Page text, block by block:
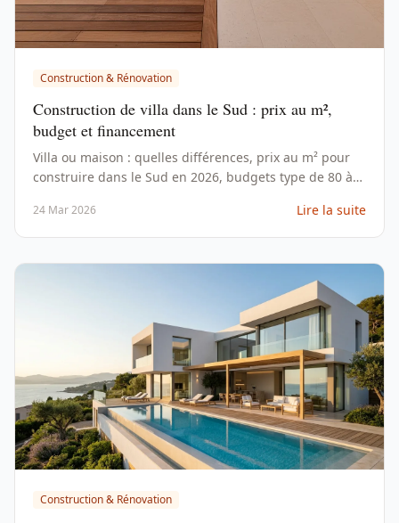
Construction & Rénovation
Construction de villa dans le Sud : prix au m²,
budget et financement
Villa ou maison : quelles différences, prix au m² pour
construire dans le Sud en 2026, budgets type de 80 à
24 Mar 2026 Lire la suite
Construction & Rénovation